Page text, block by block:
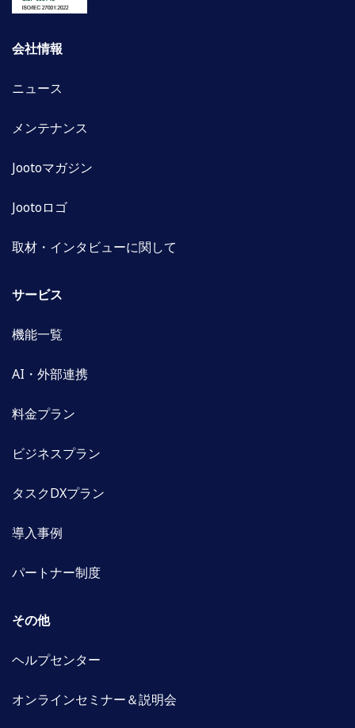
会社情報
ニュース
メンテナンス
Jootoマガジン
Jootoロゴ
取材・インタビューに関して
サービス
機能一覧
AI・外部連携
料金プラン
ビジネスプラン
タスクDXプラン
導入事例
パートナー制度
その他
ヘルプセンター
オンラインセミナー＆説明会